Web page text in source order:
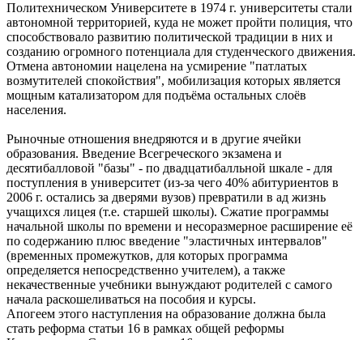
Политехническом Университете в 1974 г. университеты стали
автономной территорией, куда не может пройти полиция, что
способствовало развитию политической традиции в них и
созданию огромного потенциала для студенческого движения.
Отмена автономии нацелена на усмирение "патлатых
возмутителей спокойствия", мобилизация которых является
мощным катализатором для подъёма остальных слоёв
населения.
Рыночные отношения внедряются и в другие ячейки
образования. Введение Всегреческого экзамена и
десятибалловой "базы" - по двадцатибалльной шкале - для
поступления в университет (из-за чего 40% абитуриентов в
2006 г. остались за дверями вузов) превратили в ад жизнь
учащихся лицея (т.е. старшей школы). Сжатие программы
начальной школы по времени и несоразмерное расширение её
по содержанию плюс введение "эластичных интервалов"
(временных промежутков, для которых программа
определяется непосредственно учителем), а также
некачественные учебники вынуждают родителей с самого
начала раскошеливаться на пособия и курсы.
Апогеем этого наступления на образование должна была
стать реформа статьи 16 в рамках общей реформы